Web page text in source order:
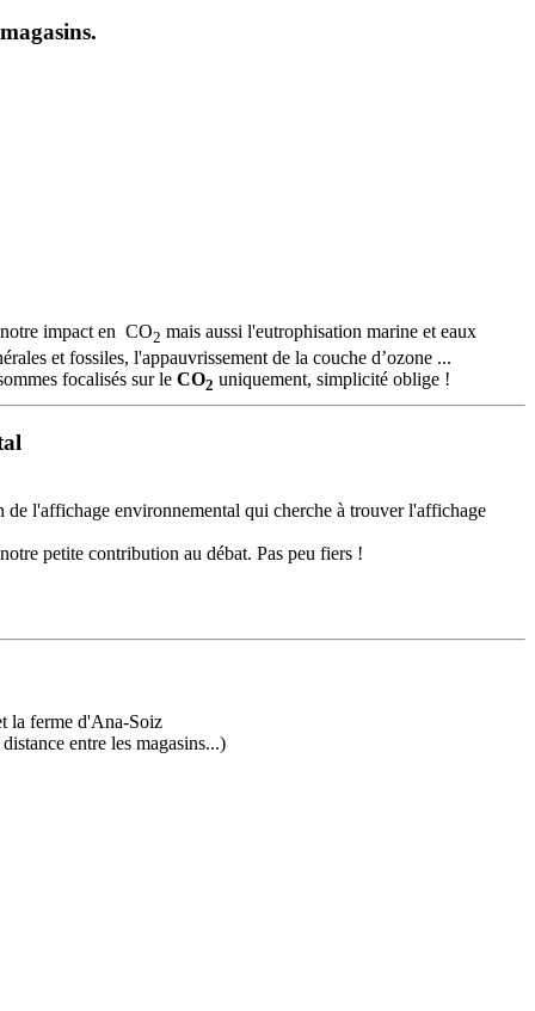
impact en CO2 mais aussi l'eutrophisation marine et eaux
et fossiles, l'appauvrissement de la couche d’ozone ...
focalisés sur le CO2 uniquement, simplicité oblige !
l'affichage environnemental qui cherche à trouver l'affichage
petite contribution au débat. Pas peu fiers !
la ferme d'Ana-Soiz
entre les magasins...)